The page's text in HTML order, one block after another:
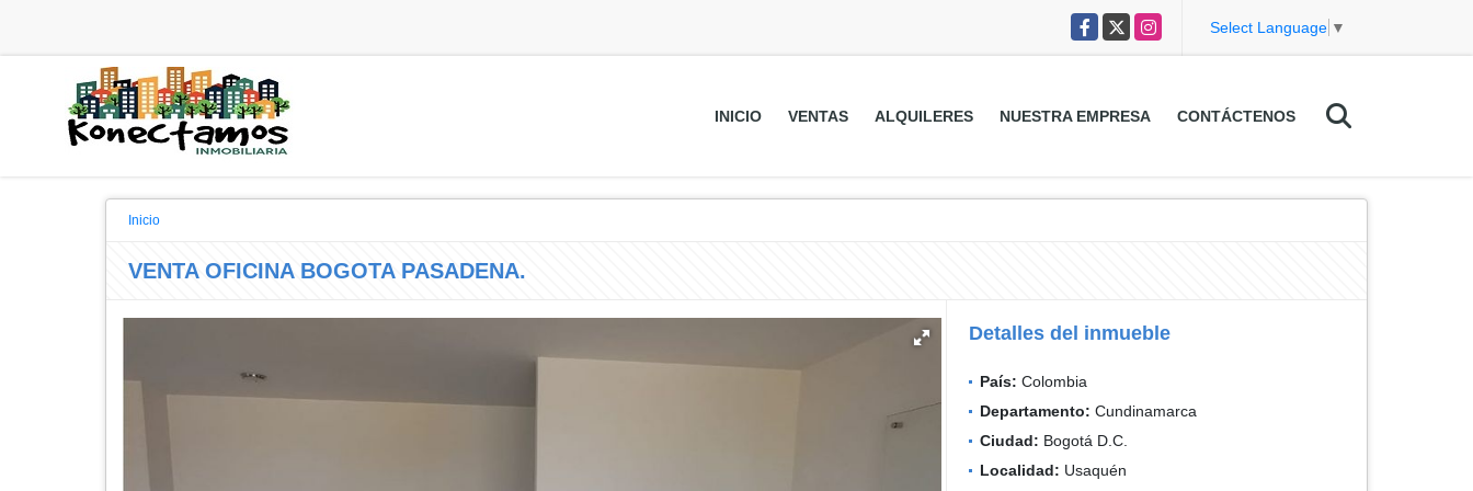
Facebook
X Instagram Select Language ▼
INICIO VENTAS ALQUILERES NUESTRA EMPRESA CONTÁCTENOS
Inicio
VENTA OFICINA BOGOTA PASADENA.
Detalles del inmueble
País: Colombia
Departamento: Cundinamarca
Ciudad: Bogotá D.C.
Localidad: Usaquén